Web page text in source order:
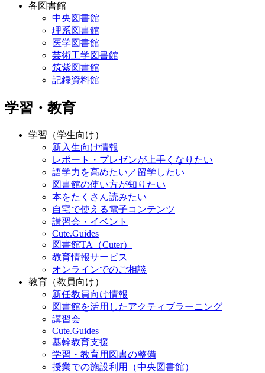
各図書館
中央図書館
理系図書館
医学図書館
芸術工学図書館
筑紫図書館
記録資料館
学習・教育
学習（学生向け）
新入生向け情報
レポート・プレゼンが上手くなりたい
語学力を高めたい／留学したい
図書館の使い方が知りたい
本をたくさん読みたい
自宅で使える電子コンテンツ
講習会・イベント
Cute.Guides
図書館TA（Cuter）
教育情報サービス
オンラインでのご相談
教育（教員向け）
新任教員向け情報
図書館を活用したアクティブラーニング
講習会
Cute.Guides
基幹教育支援
学習・教育用図書の整備
授業での施設利用（中央図書館）